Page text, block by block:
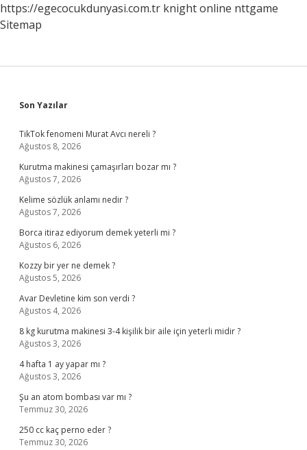
https://egecocukdunyasi.com.tr knight online nttgame
Sitemap
Sidebar
Son Yazılar
TikTok fenomeni Murat Avcı nereli ?
Ağustos 8, 2026
Kurutma makinesi çamaşırları bozar mı ?
Ağustos 7, 2026
Kelime sözlük anlamı nedir ?
Ağustos 7, 2026
Borca itiraz ediyorum demek yeterli mi ?
Ağustos 6, 2026
Kozzy bir yer ne demek ?
Ağustos 5, 2026
Avar Devletine kim son verdi ?
Ağustos 4, 2026
8 kg kurutma makinesi 3-4 kişilik bir aile için yeterli midir ?
Ağustos 3, 2026
4 hafta 1 ay yapar mı ?
Ağustos 3, 2026
Şu an atom bombası var mı ?
Temmuz 30, 2026
250 cc kaç perno eder ?
Temmuz 30, 2026